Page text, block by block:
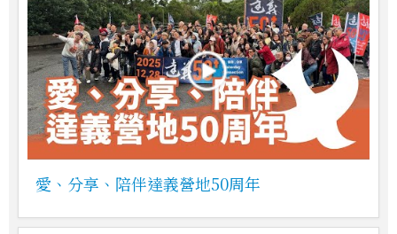
愛、分享、陪伴達義營地50周年